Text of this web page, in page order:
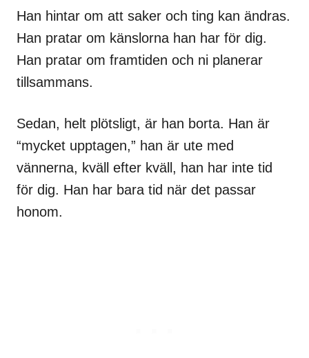
Han hintar om att saker och ting kan ändras.
Han pratar om känslorna han har för dig.
Han pratar om framtiden och ni planerar
tillsammans.
Sedan, helt plötsligt, är han borta. Han är
“mycket upptagen,” han är ute med
vännerna, kväll efter kväll, han har inte tid
för dig. Han har bara tid när det passar
honom.